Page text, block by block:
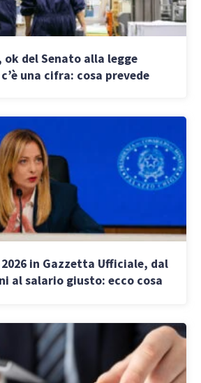
del Senato alla legge
una cifra: cosa prevede
in Gazzetta Ufficiale, dal
al salario giusto: ecco cosa